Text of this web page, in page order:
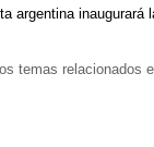
argentina
los temas relacionados